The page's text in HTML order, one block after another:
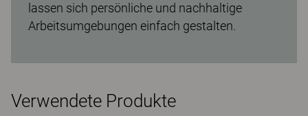
lassen sich persönliche und nachhaltige
Arbeitsumgebungen einfach gestalten.
Verwendete Produkte